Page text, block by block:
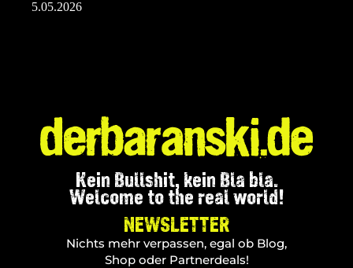
5.05.2026
Kein Bullshit, kein Bla bla.
Welcome to the real world!
NEWSLETTER
Nichts mehr verpassen, egal ob Blog,
Shop oder Partnerdeals!